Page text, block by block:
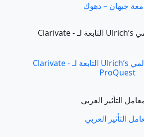
جيهان – دهوك
دليل الدوريات العالمي Ulrich’s التابعة لـ Clarivate -
ProQuest
التأثير العربي